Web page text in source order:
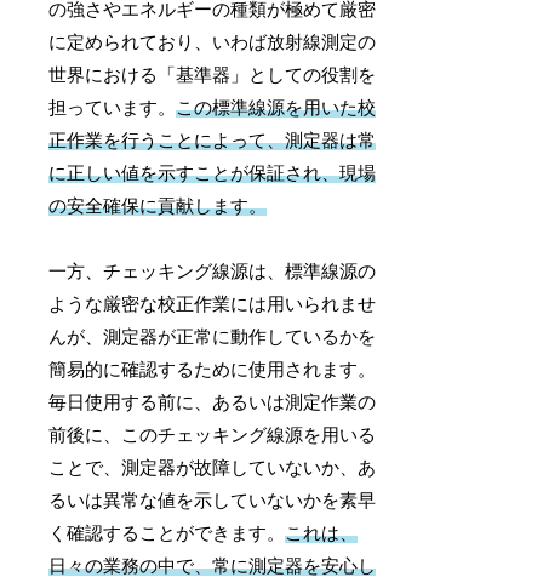
の強さやエネルギーの種類が極めて厳密
に定められており、いわば放射線測定の
世界における「基準器」としての役割を
担っています。この標準線源を用いた校
正作業を行うことによって、測定器は常
に正しい値を示すことが保証され、現場
の安全確保に貢献します。
一方、チェッキング線源は、標準線源の
ような厳密な校正作業には用いられませ
んが、測定器が正常に動作しているかを
簡易的に確認するために使用されます。
毎日使用する前に、あるいは測定作業の
前後に、このチェッキング線源を用いる
ことで、測定器が故障していないか、あ
るいは異常な値を示していないかを素早
く確認することができます。これは、
日々の業務の中で、常に測定器を安心し